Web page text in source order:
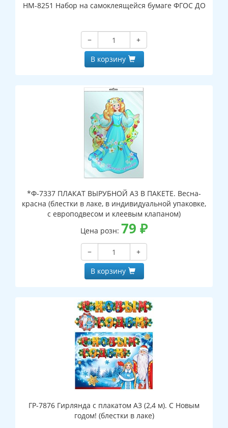
НМ-8251 Набор на самоклеящейся бумаге ФГОС ДО
−
+
В корзину
*Ф-7337 ПЛАКАТ ВЫРУБНОЙ А3 В ПАКЕТЕ. Весна-
красна (блестки в лаке, в индивидуальной упаковке,
с европодвесом и клеевым клапаном)
Цена розн: 79 ₽
−
+
В корзину
ГР-7876 Гирлянда с плакатом А3 (2,4 м). С Новым
годом! (блестки в лаке)